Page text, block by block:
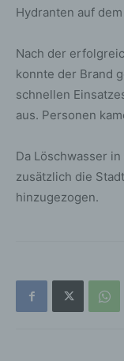
Hydranten auf
Nach der
konnte der Brand
schnellen
aus. Personen
Da Löschwasser
zusätzlich die
hinzugezogen.